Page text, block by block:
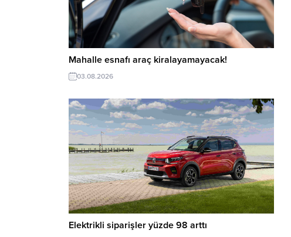
Mahalle esnafı araç kiralayamayacak!
03.08.2026
Elektrikli siparişler yüzde 98 arttı